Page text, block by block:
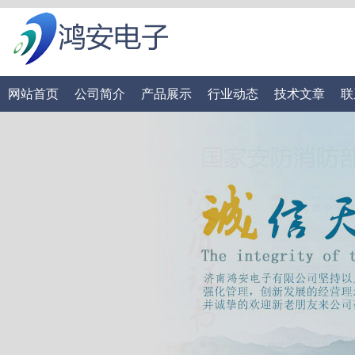
网站首页 公司简介 产品展示 行业动态 技术文章